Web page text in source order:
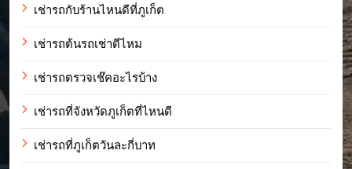
เช่ารถกับร้านไหนดีที่ภูเก็ต
เช่ารถต้นรถเช่าดีไหม
เช่ารถตรวจเช๊คอะไรบ้าง
เช่ารถที่จังหวัดภูเก็ตที่ไหนดี
เช่ารถที่ภูเก็ตวันละกี่บาท